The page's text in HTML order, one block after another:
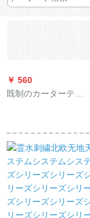
￥ 560
既制のカーターテー
ーリングのテノール
紫鸟-高2メトル幅2.5
メトルの穴を开けま
す。